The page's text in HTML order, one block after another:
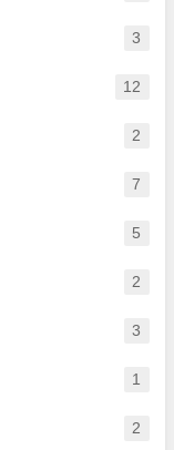
3
12
2
7
5
2
3
1
2